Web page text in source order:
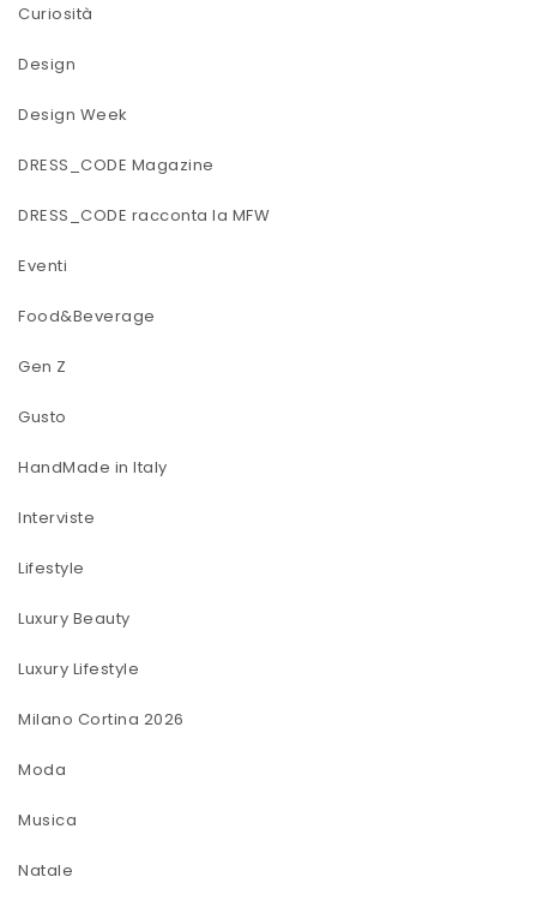
Curiosità
Design
Design Week
DRESS_CODE Magazine
DRESS_CODE racconta la MFW
Eventi
Food&Beverage
Gen Z
Gusto
HandMade in Italy
Interviste
Lifestyle
Luxury Beauty
Luxury Lifestyle
Milano Cortina 2026
Moda
Musica
Natale